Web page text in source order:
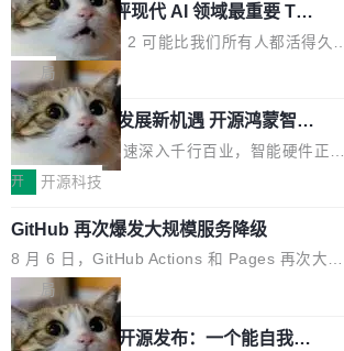
n 这条推文引发了广泛讨论。他不是在说风凉
话，他是说出了一个圈内人尽皆知但很少公开捅
破的事实。 Jordan 随后补充了一句软化声明：
「我不认为这些会议上大部分论文都在过度宣传
或造假。问题是，作为读者，如果你筛选出那些
看起来最令人兴奋的论文，那它们大部分都是过
度宣传的。」 这才是真正的痛点。不是所有论文
都有问题，是最吸引眼球的那批论文最有问题。
他引用的帖子来自 Mathew Shen，一位 ICLR 2
026 的读者：「看了篇 ...
xAI 前工程师评现代 AI 领域最重要 Top
3 开源项目
Flash Attention 2 可能比我们所有人都活得久。
这句话不是来自某个技术博客，而是出自 Hieu
Pham 的一条推文。Hieu Pham 是谁？他是 xAI
的早期工程师之一，在 Grok 训练基础设施团队
工作过。近日他在 X 上发了一条帖子，列出了他
认为现代 AI 领域最重要的三个开源项目。 第一
个名字毫无悬念：Flash Attention 2。 Hieu 的
理由很具体。FA 系列不需要解释，但 FA2 是他
认为最重要的一个——复杂度恰到好处，刚好能
驱动你去学 CuTe，但还没被那些"邪恶的" Hopp
er++ 优化所淹没，足够容易修改和适配。 更关
键的是 FA2 的持久性...
局
共商智能硬件发展新机遇 开源鸿蒙智能
硬件开发者日杭州站即将举行
随着万物智联加速深入千行百业，智能硬件正从
单点设备迈向智能化、网联化、协同化发展。作
鸿蒙通过统一技术底座和分布式能力，为不同类
型智能设备的开发、连接与互联提供关键支撑，
也为产业链企业探索产品创新与商业增长打开新
的空间。 8月14日，开源鸿蒙智能硬件开发者日
（OHDD：OpenHarmony Hardware Develope
开 开源科技
GitHub 再次爆发大规模服务降级
8 月 6 日，GitHub Actions 和 Pages 再次大规
模服务降级，Actions 完全不可用超过 5 小时，
webhook 停发，连自托管 runner 也因调度层故
障无法工作。Pages、Copilot code review、C
局
Prime Agent 开源发布：一个能自我改